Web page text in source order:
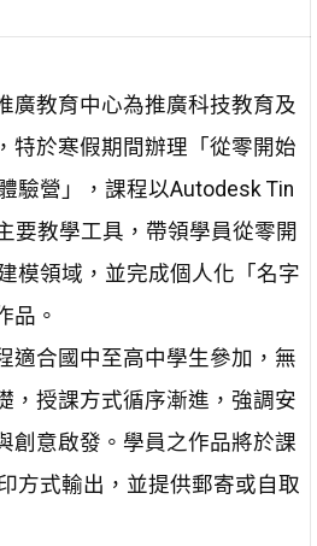
廣教育中心為推廣科技教育及
特於寒假期間辦理「從零開始
驗營」，課程以Autodesk Tin
要教學工具，帶領學員從零開
模領域，並完成個人化「名字
品。
適合國中至高中學生參加，無
，授課方式循序漸進，強調安
創意啟發。學員之作品將於課
方式輸出，並提供郵寄或自取